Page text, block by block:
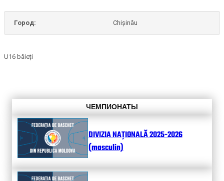
Город: Chișinău
U16 băieți
ЧЕМПИОНАТЫ
DIVIZIA NAȚIONALĂ 2025-2026
(masculin)